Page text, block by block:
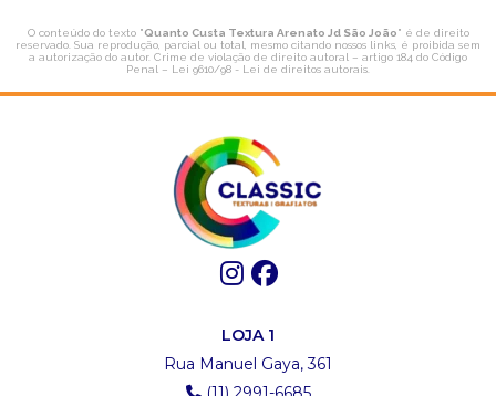
O conteúdo do texto "Quanto Custa Textura Arenato Jd São João" é de direito
reservado. Sua reprodução, parcial ou total, mesmo citando nossos links, é proibida sem
a autorização do autor. Crime de violação de direito autoral – artigo 184 do Código
Penal – Lei 9610/98 - Lei de direitos autorais
LOJA 1
Rua Manuel Gaya, 361